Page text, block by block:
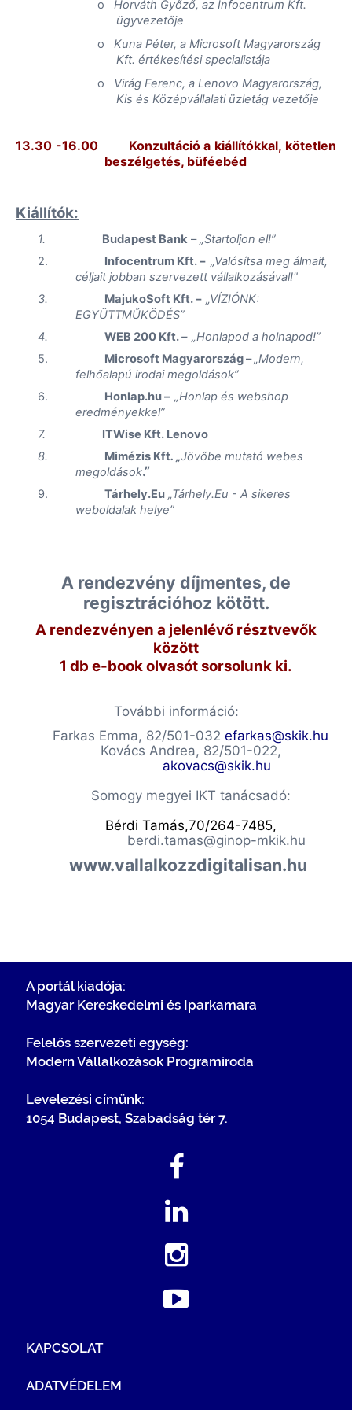
o
Horváth Győző, az Infocentrum Kft.
ügyvezetője
o
Kuna Péter, a Microsoft Magyarország
Kft. értékesítési specialistája
o
Virág Ferenc, a Lenovo Magyarország,
Kis és Középvállalati üzletág vezetője
13.30 -16.00
Konzultáció a kiállítókkal, kötetlen
beszélgetés, büféebéd
Kiállítók:
1. Budapest Bank –„Startoljon el!”
2.
Infocentrum Kft.– „Valósítsa meg álmait,
céljait jobban szervezett vállalkozásával!"
3.
MajukoSoft Kft.– „VÍZIÓNK:
EGYÜTTMŰKÖDÉS”
4.
WEB 200 Kft.– „Honlapod a holnapod!”
5.
Microsoft Magyarország –„Modern,
felhőalapú irodai megoldások”
6.
Honlap.hu– „Honlap és webshop
eredményekkel”
7.
ITWise Kft. Lenovo
8.
Mimézis Kft. „Jövőbe mutató webes
megoldások.”
9. Tárhely.Eu „Tárhely.Eu - A sikeres
weboldalak helye”
A rendezvény díjmentes, de
regisztrációhoz kötött.
A rendezvényen a jelenlévő résztvevők
között
1 db e-book olvasót sorsolunk ki.
További információ:
Farkas Emma, 82/501-032efarkas@skik.hu
Kovács Andrea, 82/501-022,
akovacs@skik.hu
Somogy megyei IKT tanácsadó:
Bérdi Tamás,70/264-7485,
berdi.tamas@ginop-mkik.hu
www.vallalkozzdigitalisan.hu
A portál kiadója:
Magyar Kereskedelmi és Iparkamara
Felelős szervezeti egység:
Modern Vállalkozások Programiroda
Levelezési címünk:
1054 Budapest, Szabadság tér 7.
KAPCSOLAT
ADATVÉDELEM